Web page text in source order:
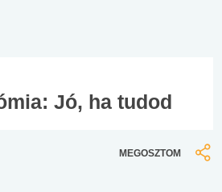
Jó, ha tudod
MEGOSZTOM